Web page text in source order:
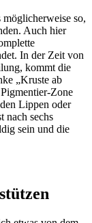
so,
Auch hier
In der Zeit von
kommt die
„Kruste ab
Zone
Lippen oder
nach sechs
sein und die